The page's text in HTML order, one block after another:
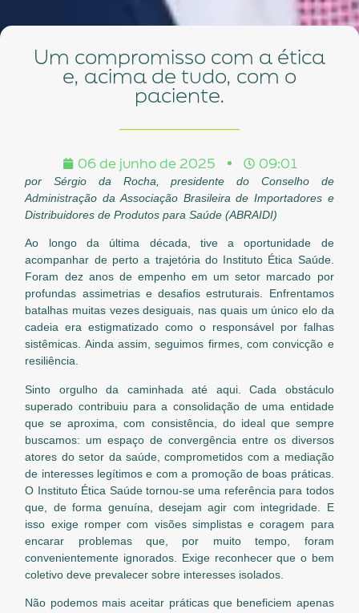
Um compromisso com a ética
e, acima de tudo, com o
paciente.
06 de junho de 2025 09:01
por Sérgio da Rocha,presidente do Conselho de
Administração da Associação Brasileira de Importadores e
Distribuidores de Produtos para Saúde (ABRAIDI)
Ao longo da última década, tive a oportunidade de
acompanhar de perto a trajetória do Instituto Ética Saúde.
Foram dez anos de empenho em um setor marcado por
profundas assimetrias e desafios estruturais. Enfrentamos
batalhas muitas vezes desiguais, nas quais um único elo da
cadeia era estigmatizado como o responsável por falhas
sistêmicas. Ainda assim, seguimos firmes, com convicção e
resiliência.
Sinto orgulho da caminhada até aqui. Cada obstáculo
superado contribuiu para a consolidação de uma entidade
que se aproxima, com consistência, do ideal que sempre
buscamos: um espaço de convergência entre os diversos
atores do setor da saúde, comprometidos com a mediação
de interesses legítimos e com a promoção de boas práticas.
O Instituto Ética Saúde tornou-se uma referência para todos
que, de forma genuína, desejam agir com integridade. E
isso exige romper com visões simplistas e coragem para
encarar problemas que, por muito tempo, foram
convenientemente ignorados. Exige reconhecer que o bem
coletivo deve prevalecer sobre interesses isolados.
Não podemos mais aceitar práticas que beneficiem apenas